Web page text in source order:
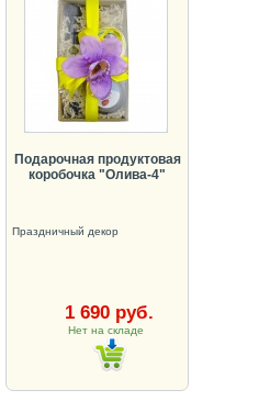
Подарочная продуктовая
коробочка "Олива-4"
Праздничный декор
1 690 руб.
Нет на складе